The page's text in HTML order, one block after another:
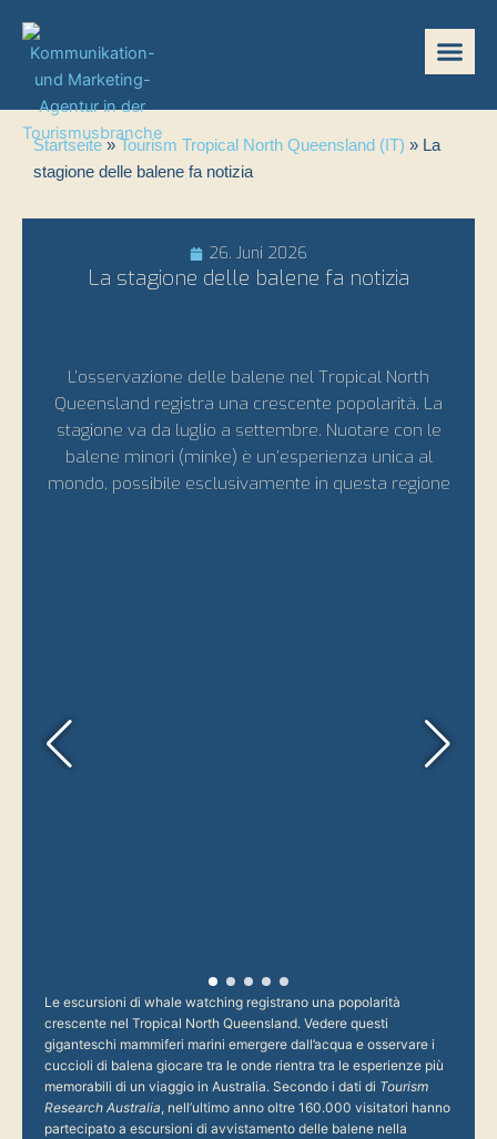
Inhalt
springen
Startseite»Tourism Tropical North Queensland (IT) » La
stagione delle balene fa notizia
26. Juni 2026
La stagione delle balene fa notizia
L’osservazione delle balene nel Tropical North
Queensland registra una crescente popolarità. La
stagione va da luglio a settembre. Nuotare con le
balene minori (minke) è un’esperienza unica al
mondo, possibile esclusivamente in questa regione
Le escursioni di whale watching registrano una popolarità
crescente nel Tropical North Queensland. Vedere questi
giganteschi mammiferi marini emergere dall’acqua e osservare i
cuccioli di balena giocare tra le onde rientra tra le esperienze più
memorabili di un viaggio in Australia. Secondo i dati di Tourism
Research Australia, nell’ultimo anno oltre 160.000 visitatori hanno
partecipato a escursioni di avvistamento delle balene nella